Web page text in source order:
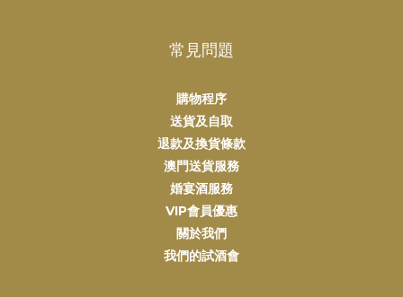
常見問題
購物程序
送貨及自取
退款及換貨條款
澳門送貨服務
婚宴酒服務
VIP會員優惠
關於我們
我們的試酒會